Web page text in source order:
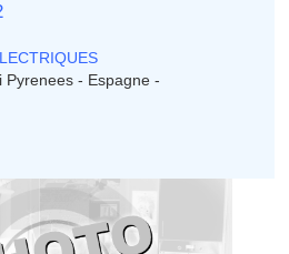
Pyrenees - Espagne -